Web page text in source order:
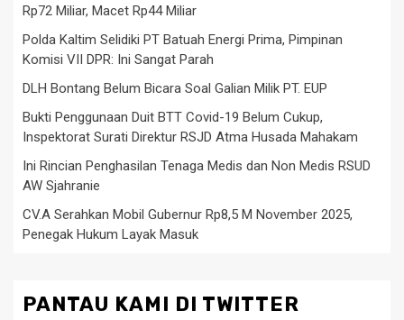
Rp72 Miliar, Macet Rp44 Miliar
Polda Kaltim Selidiki PT Batuah Energi Prima, Pimpinan
Komisi VII DPR: Ini Sangat Parah
DLH Bontang Belum Bicara Soal Galian Milik PT. EUP
Bukti Penggunaan Duit BTT Covid-19 Belum Cukup,
Inspektorat Surati Direktur RSJD Atma Husada Mahakam
Ini Rincian Penghasilan Tenaga Medis dan Non Medis RSUD
AW Sjahranie
CV.A Serahkan Mobil Gubernur Rp8,5 M November 2025,
Penegak Hukum Layak Masuk
PANTAU KAMI DI TWITTER